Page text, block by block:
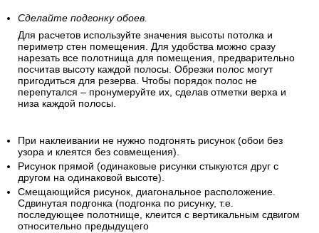
Сделайте подгонку обоев.
Для расчетов используйте значения высоты потолка и
периметр стен помещения. Для удобства можно сразу
нарезать все полотнища для помещения, предварительно
посчитав высоту каждой полосы. Обрезки полос могут
пригодиться для резерва. Чтобы порядок полос не
перепутался – пронумеруйте их, сделав отметки верха и
низа каждой полосы.
При наклеивании не нужно подгонять рисунок (обои без
узора и клеятся без совмещения).
Рисунок прямой (одинаковые рисунки стыкуются друг с
другом на одинаковой высоте).
Смещающийся рисунок, диагональное расположение.
Сдвинутая подгонка (подгонка по рисунку, т.е.
последующее полотнище, клеится с вертикальным сдвигом
относительно предыдущего